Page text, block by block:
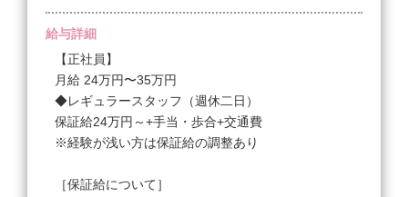
給与詳細
【正社員】
月給 24万円〜35万円
◆レギュラースタッフ（週休二日）
保証給24万円～+手当・歩合+交通費
※経験が浅い方は保証給の調整あり
［保証給について］